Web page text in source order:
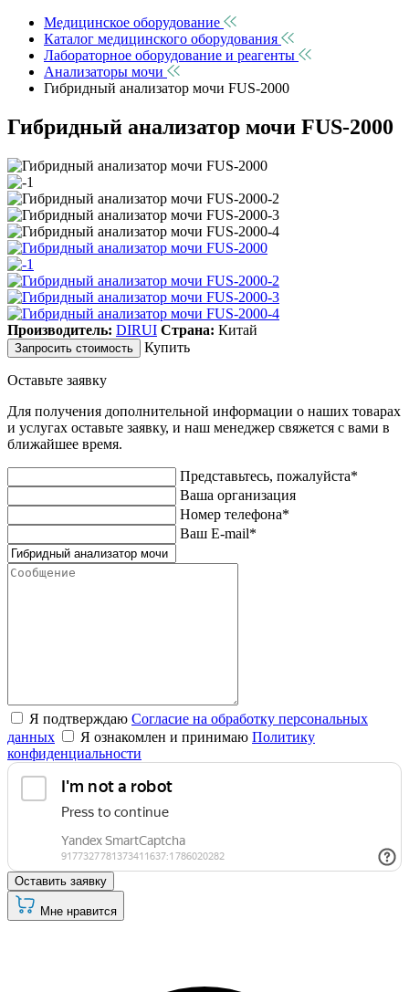
Медицинское оборудование
Каталог медицинского оборудования
Лабораторное оборудование и реагенты
Анализаторы мочи
Гибридный анализатор мочи FUS-2000
Гибридный анализатор мочи FUS-2000
Производитель: DIRUI Страна: Китай
Запросить стоимость Купить
Оставьте заявку
Для получения дополнительной информации о наших товарах
и услугах оставьте заявку, и наш менеджер свяжется с вами в
ближайшее время.
Представьтесь, пожалуйста*
Ваша организация
Номер телефона*
Ваш E-mail*
Я подтверждаю Согласие на обработку персональных
данных
Я ознакомлен и принимаю Политику
конфиденциальности
Оставить заявку
Мне нравится